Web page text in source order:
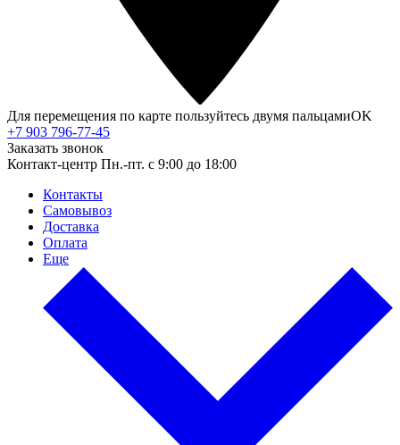
Для перемещения по карте пользуйтесь двумя пальцамиOK
+7 903 796-77-45
Заказать звонок
Контакт-центр Пн.-пт. с 9:00 до 18:00
Контакты
Самовывоз
Доставка
Оплата
Еще